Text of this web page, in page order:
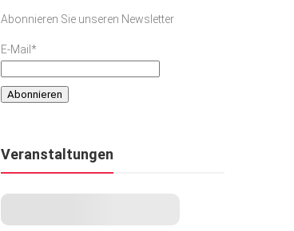
Abonnieren Sie unseren Newsletter
E-Mail*
Veranstaltungen